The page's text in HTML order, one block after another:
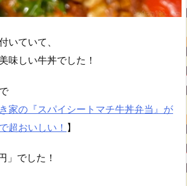
いていて、
味しい牛丼でした！
家の『スパイシートマチ牛丼弁当』が
超おいしい！ 】
」でした！